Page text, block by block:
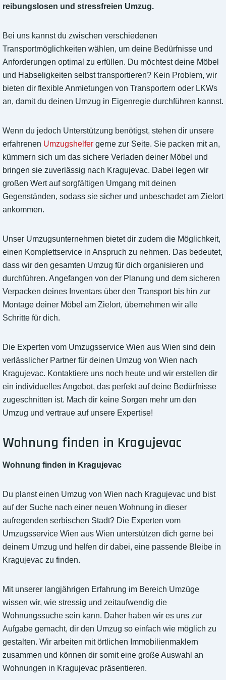
reibungslosen und stressfreien Umzug.
Bei uns kannst du zwischen verschiedenen
Transportmöglichkeiten wählen, um deine Bedürfnisse und
Anforderungen optimal zu erfüllen. Du möchtest deine Möbel
und Habseligkeiten selbst transportieren? Kein Problem, wir
bieten dir flexible Anmietungen von Transportern oder LKWs
an, damit du deinen Umzug in Eigenregie durchführen kannst.
Wenn du jedoch Unterstützung benötigst, stehen dir unsere
erfahrenen Umzugshelfer gerne zur Seite. Sie packen mit an,
kümmern sich um das sichere Verladen deiner Möbel und
bringen sie zuverlässig nach Kragujevac. Dabei legen wir
großen Wert auf sorgfältigen Umgang mit deinen
Gegenständen, sodass sie sicher und unbeschadet am Zielort
ankommen.
Unser Umzugsunternehmen bietet dir zudem die Möglichkeit,
einen Komplettservice in Anspruch zu nehmen. Das bedeutet,
dass wir den gesamten Umzug für dich organisieren und
durchführen. Angefangen von der Planung und dem sicheren
Verpacken deines Inventars über den Transport bis hin zur
Montage deiner Möbel am Zielort, übernehmen wir alle
Schritte für dich.
Die Experten vom Umzugsservice Wien aus Wien sind dein
verlässlicher Partner für deinen Umzug von Wien nach
Kragujevac. Kontaktiere uns noch heute und wir erstellen dir
ein individuelles Angebot, das perfekt auf deine Bedürfnisse
zugeschnitten ist. Mach dir keine Sorgen mehr um den
Umzug und vertraue auf unsere Expertise!
Wohnung finden in Kragujevac
Wohnung finden in Kragujevac
Du planst einen Umzug von Wien nach Kragujevac und bist
auf der Suche nach einer neuen Wohnung in dieser
aufregenden serbischen Stadt? Die Experten vom
Umzugsservice Wien aus Wien unterstützen dich gerne bei
deinem Umzug und helfen dir dabei, eine passende Bleibe in
Kragujevac zu finden.
Mit unserer langjährigen Erfahrung im Bereich Umzüge
wissen wir, wie stressig und zeitaufwendig die
Wohnungssuche sein kann. Daher haben wir es uns zur
Aufgabe gemacht, dir den Umzug so einfach wie möglich zu
gestalten. Wir arbeiten mit örtlichen Immobilienmaklern
zusammen und können dir somit eine große Auswahl an
Wohnungen in Kragujevac präsentieren.